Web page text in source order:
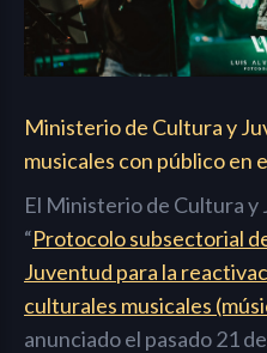
Ministerio de Cultura y
musicales con público en
El Ministerio de Cultura y
“Protocolo subsectorial
Juventud para la
culturales musicales
anunciado el pasado 21